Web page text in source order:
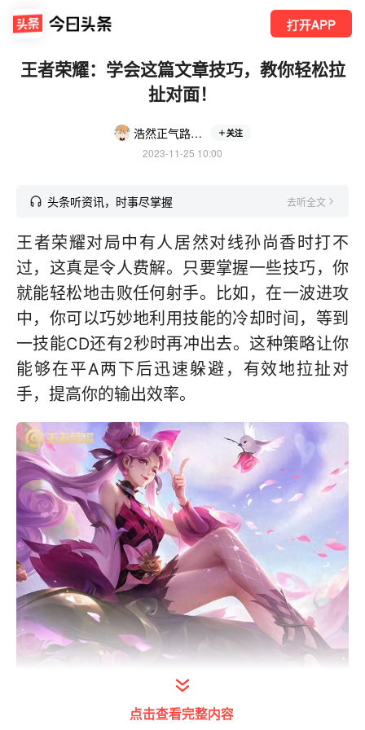
打开APP
王者荣耀：学会这篇文章技巧，教你轻松拉
扯对面！
浩然正气路人甲 关注
2023-11-25 10:00
头条听资讯，时事尽掌握 去听全文
王者荣耀对局中有人居然对线孙尚香时打不
过，这真是令人费解。只要掌握一些技巧，你
就能轻松地击败任何射手。比如，在一波进攻
中，你可以巧妙地利用技能的冷却时间，等到
一技能CD还有2秒时再冲出去。这种策略让你
能够在平A两下后迅速躲避，有效地拉扯对
手，提高你的输出效率。
打开今日头条查看图片详情
王者对局中关键是要注意，我的进攻一直都是
点击查看完整内容